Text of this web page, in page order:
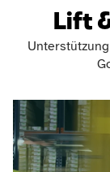
Events
Lift